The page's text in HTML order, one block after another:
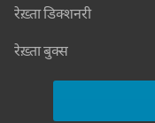
रेख़्ता डिक्शनरी
रेख़्ता बुक्स